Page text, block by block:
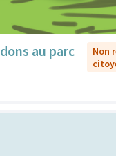
au parc
Non